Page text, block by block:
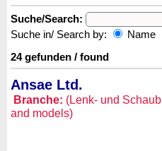
Suche/Search:
Suche in/ Search by:
Name
24 gefunden / found
Ansae Ltd.
Branche: (Lenk- und
and models)